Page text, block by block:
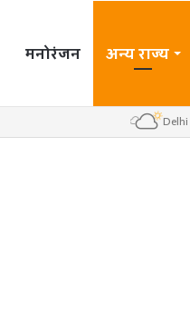
मनोरंजन अन्य राज्य
Delhi